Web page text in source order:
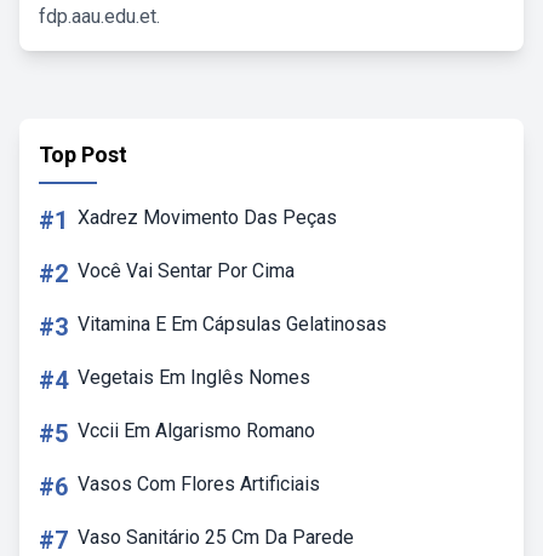
fdp.aau.edu.et.
Top Post
#1 Xadrez Movimento Das Peças
#2 Você Vai Sentar Por Cima
#3 Vitamina E Em Cápsulas Gelatinosas
#4 Vegetais Em Inglês Nomes
#5 Vccii Em Algarismo Romano
#6 Vasos Com Flores Artificiais
#7 Vaso Sanitário 25 Cm Da Parede